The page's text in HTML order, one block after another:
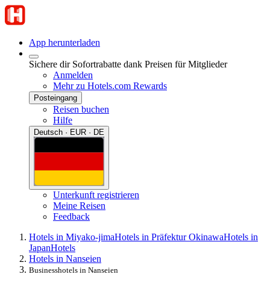
App herunterladen
Sichere dir Sofortrabatte dank Preisen für Mitglieder
Anmelden
Mehr zu Hotels.com Rewards
Posteingang
Reisen buchen
Hilfe
Deutsch · EUR · DE
Unterkunft registrieren
Meine Reisen
Feedback
Hotels in Miyako-jimaHotels in Präfektur OkinawaHotels in
JapanHotels
Hotels in Nanseien
Businesshotels in Nanseien